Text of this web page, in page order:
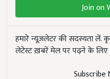
Join on
हमारे न्यूज़लेटर की सदस्यता लें.
लेटेस्ट ख़बरें मेल पर पढ़ने के लिए